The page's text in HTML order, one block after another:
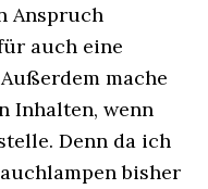
Anspruch
auch eine
mache
Inhalten, wenn
Denn da ich
bisher